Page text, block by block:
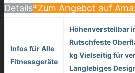
Details*Zum Angebot auf
Infos für Alle
Fitnessgeräte
Höhenverstellbar
Rutschfeste
kg Vielseitig für
Langlebiges